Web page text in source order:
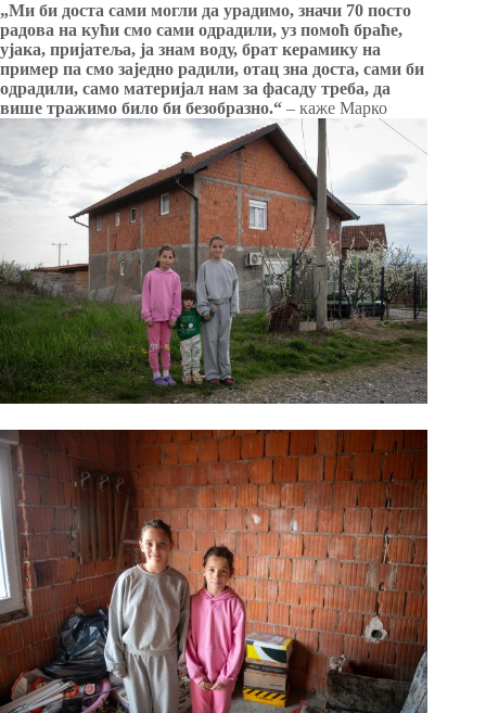
„Ми би доста сами могли да урадимо, значи 70 посто
радова на кући смо сами одрадили, уз помоћ браће,
ујака, пријатеља, ја знам воду, брат керамику на
пример па смо заједно радили, отац зна доста, сами би
одрадили, само материјал нам за фасаду треба, да
више тражимо било би безобразно.“ – каже Марко